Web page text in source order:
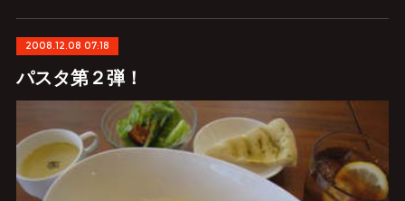
2008.12.08 07:18
パスタ第２弾！